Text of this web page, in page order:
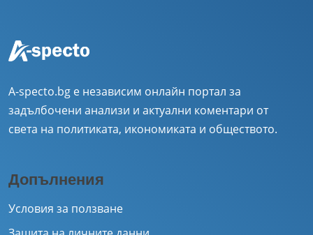
A-specto.bg е независим онлайн портал за
задълбочени анализи и актуални коментари от
света на политиката, икономиката и обществото.
Допълнения
Условия за ползване